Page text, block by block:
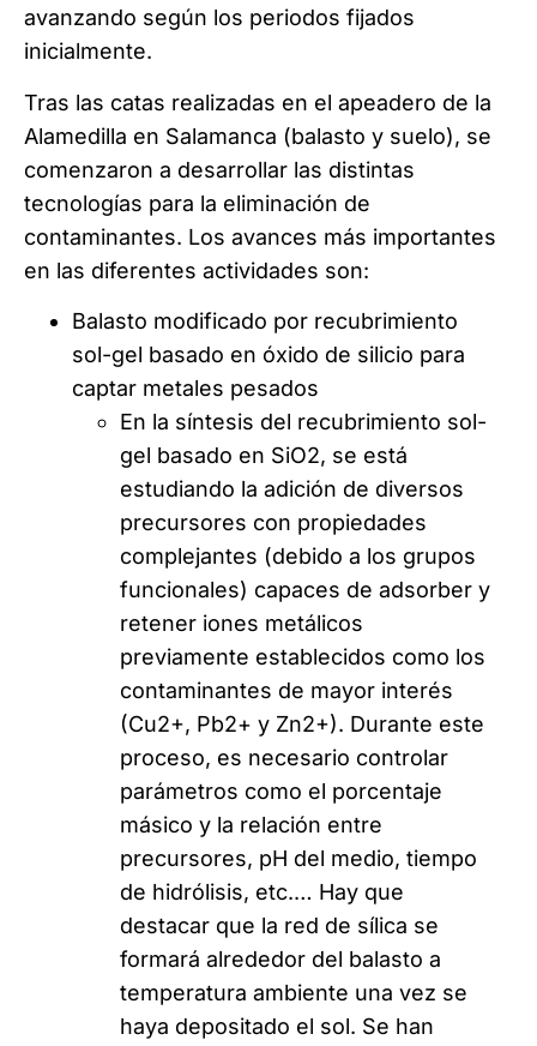
avanzando según los periodos fijados
inicialmente.
Tras las catas realizadas en el apeadero de la
Alamedilla en Salamanca (balasto y suelo), se
comenzaron a desarrollar las distintas
tecnologías para la eliminación de
contaminantes. Los avances más importantes
en las diferentes actividades son:
Balasto modificado por recubrimiento
sol-gel basado en óxido de silicio para
captar metales pesados
En la síntesis del recubrimiento sol-
gel basado en SiO2, se está
estudiando la adición de diversos
precursores con propiedades
complejantes (debido a los grupos
funcionales) capaces de adsorber y
retener iones metálicos
previamente establecidos como los
contaminantes de mayor interés
(Cu2+, Pb2+ y Zn2+). Durante este
proceso, es necesario controlar
parámetros como el porcentaje
másico y la relación entre
precursores, pH del medio, tiempo
de hidrólisis, etc.… Hay que
destacar que la red de sílica se
formará alrededor del balasto a
temperatura ambiente una vez se
haya depositado el sol. Se han